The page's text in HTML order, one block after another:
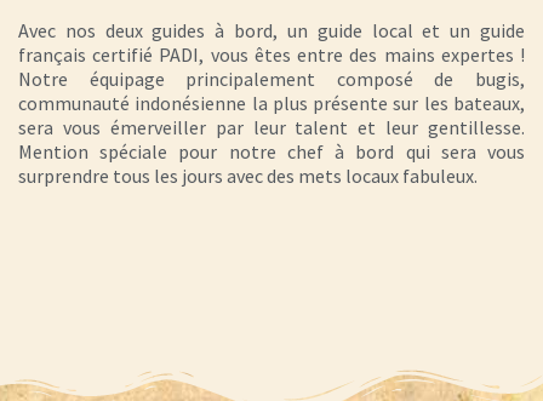
Avec nos deux guides à bord, un guide local et un guide
français certifié PADI, vous êtes entre des mains expertes !
Notre équipage principalement composé de bugis,
communauté indonésienne la plus présente sur les bateaux,
sera vous émerveiller par leur talent et leur gentillesse.
Mention spéciale pour notre chef à bord qui sera vous
surprendre tous les jours avec des mets locaux fabuleux.